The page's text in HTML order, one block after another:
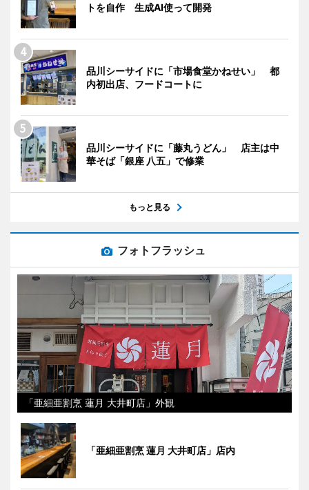
トを自作 生成AI使って開発
品川シーサイドに「市場食堂かねせい」 都
内初出店、フードコートに
品川シーサイドに「藤丸うどん」 店主は中
華そば「銀座 八五」で修業
もっと見る
フォトフラッシュ
「亜細亜割烹 蓮月 大井町店」外観
「亜細亜割烹 蓮月 大井町店」店内